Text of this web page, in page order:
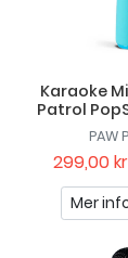
Karaoke
Patrol
PAW
299,00 kr
Mer